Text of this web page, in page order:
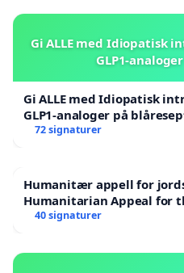
Gi ALLE med Idiopatisk
GLP1-
Gi ALLE med Idiopatisk
GLP1-analoger på
72 signaturer
Humanitær appell for
Humanitarian Appeal for
Victims
40 signaturer